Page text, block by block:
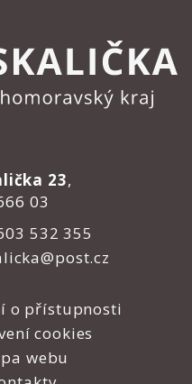
23,
03
532 355
o přístupnosti
cookies
webu